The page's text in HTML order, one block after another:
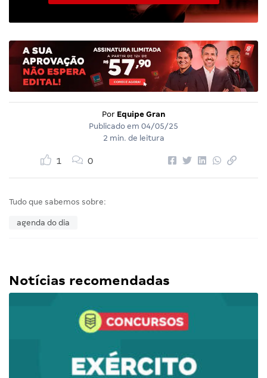
Por Equipe Gran
Publicado em 04/05/25
2 min. de leitura
1 0
Tudo que sabemos sobre:
agenda do dia
Notícias recomendadas